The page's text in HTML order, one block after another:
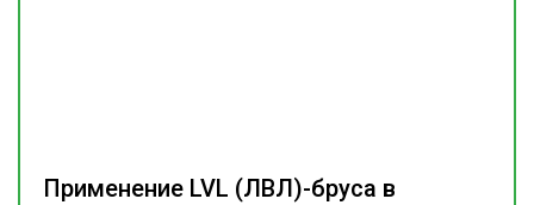
Применение LVL (ЛВЛ)-бруса в